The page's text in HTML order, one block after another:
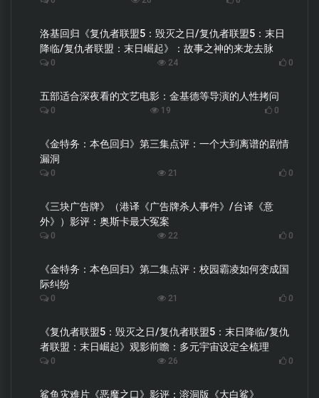
洛基回归《复仇者联盟5：毁灭之日/复仇者联盟5：末日
降临/复仇者联盟：末日崛起》：故事之神的来龙去脉
0 24 0
五部适合深夜看的文艺电影：金基德等导演的人性拷问
0 19 0
《金特务：本色回归》第三集点评：一个大到离谱的剧情
漏洞
0 21 0
《三块广告牌》（港译《广告牌杀人事件》/台译《意
外》）影评：奥斯卡最大冤案
0 22 0
《金特务：本色回归》第二集点评：校园霸凌如何变成国
际纠纷
0 21 0
《复仇者联盟5：毁灭之日/复仇者联盟5：末日降临/复仇
者联盟：末日崛起》观影前瞻：多元宇宙设定全梳理
0 26 0
鲨鱼灾难片《恶魔之口》影评：溶洞版《大白鲨》